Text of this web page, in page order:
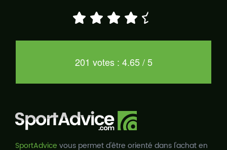
201 votes : 4.65 / 5
SportAdvice vous permet d'être orienté dans l'achat en